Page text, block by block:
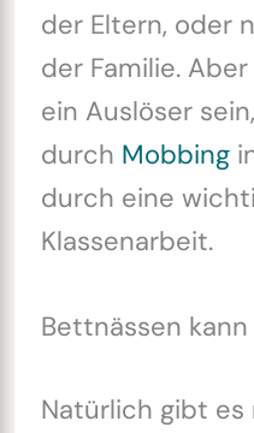
der Eltern, oder
der Familie.
ein Auslöser
durch Mobbing
durch eine
Klassenarbeit.
Bettnässen
Natürlich gibt es